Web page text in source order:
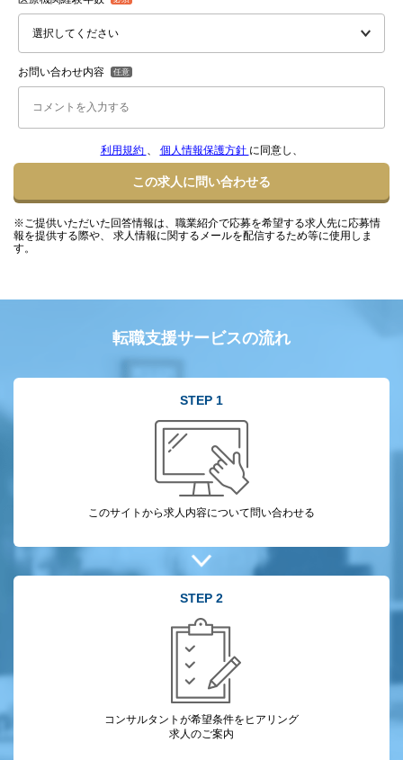
お問い合わせ内容
利用規約 、 個人情報保護方針 に同意し、
この求人に問い合わせる
※ご提供いただいた回答情報は、職業紹介で応募を希望する求人先に応募情
報を提供する際や、 求人情報に関するメールを配信するため等に使用しま
す。
転職支援サービスの流れ
STEP 1
このサイトから求人内容について問い合わせる
STEP 2
コンサルタントが希望条件をヒアリング
求人のご案内